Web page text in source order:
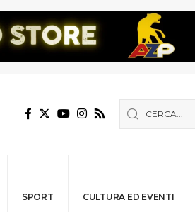
SPORT CULTURA ED EVENTI